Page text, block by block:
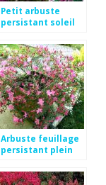
Petit arbuste
persistant soleil
Arbuste feuillage
persistant plein